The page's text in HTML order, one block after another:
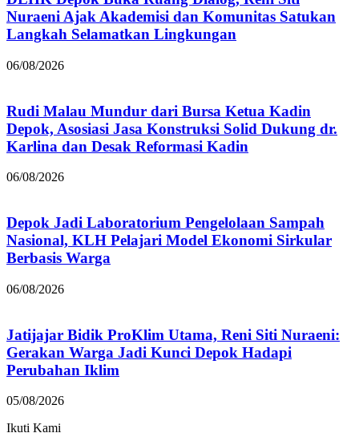
Nuraeni Ajak Akademisi dan Komunitas Satukan
Langkah Selamatkan Lingkungan
06/08/2026
Rudi Malau Mundur dari Bursa Ketua Kadin
Depok, Asosiasi Jasa Konstruksi Solid Dukung dr.
Karlina dan Desak Reformasi Kadin
06/08/2026
Depok Jadi Laboratorium Pengelolaan Sampah
Nasional, KLH Pelajari Model Ekonomi Sirkular
Berbasis Warga
06/08/2026
Jatijajar Bidik ProKlim Utama, Reni Siti Nuraeni:
Gerakan Warga Jadi Kunci Depok Hadapi
Perubahan Iklim
05/08/2026
Ikuti Kami